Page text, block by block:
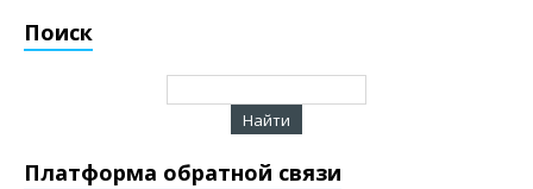
Поиск
Платформа обратной связи